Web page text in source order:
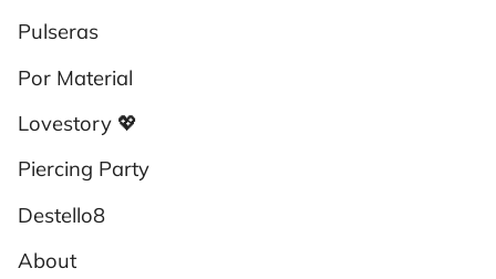
Pulseras
Por Material
Lovestory 💖
Piercing Party
Destello8
About